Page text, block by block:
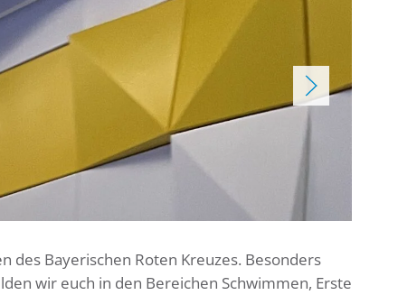
des Bayerischen Roten Kreuzes. Besonders
wir euch in den Bereichen Schwimmen, Erste